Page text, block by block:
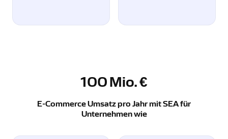
100 Mio. €
E-Commerce Umsatz pro Jahr mit SEA für
Unternehmen wie